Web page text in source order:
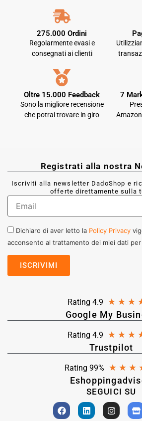
275.000 Ordini
Regolarmente evasi e
consegnati ai clienti
Oltre 15.000 Feedback
Sono la migliore recensione
che potrai trovare in giro
7
Registrati alla nostra
Iscriviti alla newsletter DadoShop e
offerte direttamente sulla
Dichiaro di aver letto la Policy Privacy
acconsento al trattamento dei miei dati
Rating 4.9 ★ ★ ★
Google My
Rating 4.9 ★ ★ ★
Trustpilot
Rating 99% ★ ★ ★
SEGUICI SU